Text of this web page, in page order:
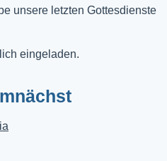
unsere letzten Gottesdienste
eingeladen.